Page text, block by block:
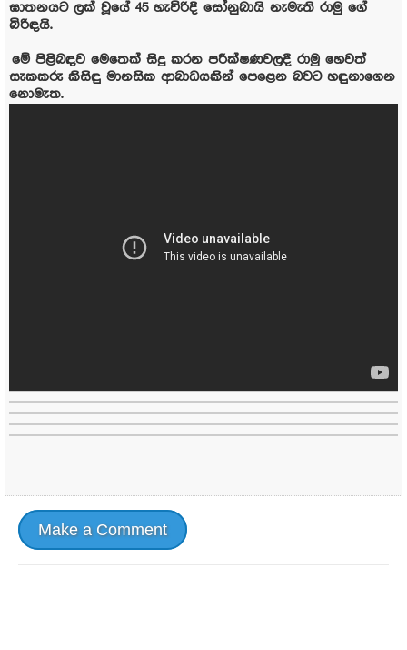
ඝාතනයට ලක් වූයේ 45 හැවිරිදි සෝනුබායි නැමැති රාමු ගේ
බිරිඳයි.
මේ පිළිබඳව මෙතෙක් සිදු කරන පරීක්ෂණවලදී රාමු හෙවත්
සැකකරු කිසිඳු මානසික ආබාධයකින් පෙළෙන බවට හඳුනාගෙන
නොමැත.
Make a Comment